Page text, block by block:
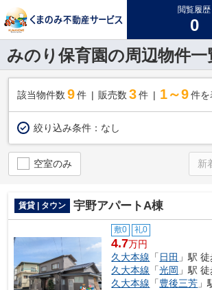
閲覧履歴
0
みのり保育園の周辺物件一
該当物件数 9件 販売数 3 件 1～9 件を
絞り込み条件： なし
空室のみ
賃貸 | タウン 宇野アパートA棟
敷0 礼0
4.7万円
久大本線 「 日田 」駅
久大本線 「光岡 」駅
久大本線 「豊後三芳 」